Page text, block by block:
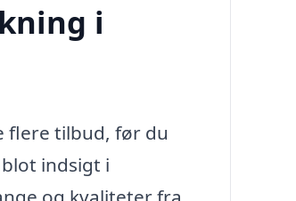
i
flere tilbud, før du
indsigt i